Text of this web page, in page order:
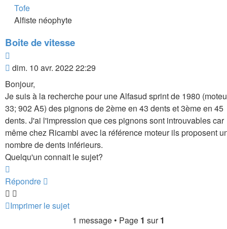
Tofe
Alfiste néophyte
Boite de vitesse
Message
dim. 10 avr. 2022 22:29
Bonjour,
Je suis à la recherche pour une Alfasud sprint de 1980
33; 902 A5) des pignons de 2ème en 43 dents et 3ème en 45
dents. J'ai l'impression que ces pignons sont introuvables car
même chez Ricambi avec la référence moteur ils proposent
nombre de dents inférieurs.
Quelqu'un connait le sujet?
Répondre
Imprimer le sujet
1 message • Page 1 sur1